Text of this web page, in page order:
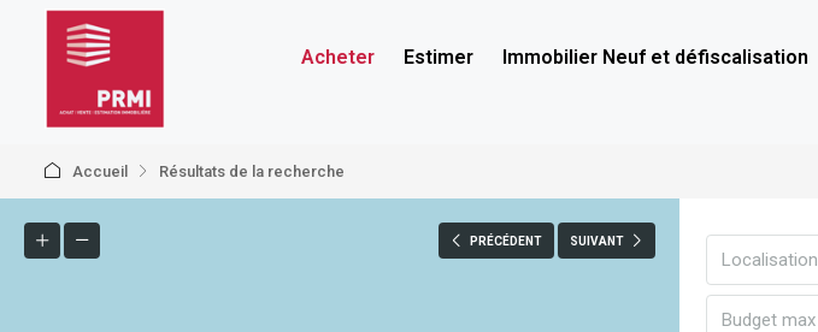
Acheter Estimer Immobilier Neuf et défiscalisation
Accueil Résultats de la recherche
PRÉCÉDENT SUIVANT
Localisation
Budget max